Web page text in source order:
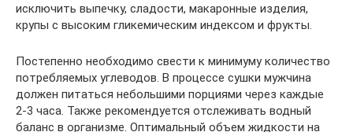
исключить выпечку, сладости, макаронные изделия,
крупы с высоким гликемическим индексом и фрукты.
Постепенно необходимо свести к минимуму количество
потребляемых углеводов. В процессе сушки мужчина
должен питаться небольшими порциями через каждые
2-3 часа. Также рекомендуется отслеживать водный
баланс в организме. Оптимальный объем жидкости на